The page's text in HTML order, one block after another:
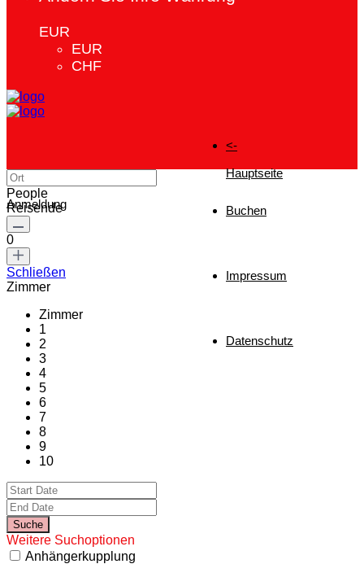
EUR
EUR
CHF
<-
Hauptseite
Buchen
Impressum
Datenschutz
Anmeldung
People
Reisende
0
Schließen
Zimmer
Zimmer
1
2
3
4
5
6
7
8
9
10
Weitere Suchoptionen
Anhängerkupplung